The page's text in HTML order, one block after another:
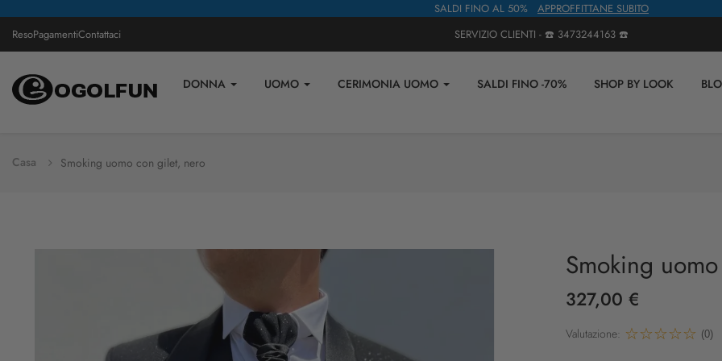
SALDI FINO AL 50% APPROFFITTANE SUBITO
ResoPagamentiContattaci SERVIZIO CLIENTI - ☎️ 3473244163 ☎️
DONNA UOMO CERIMONIA UOMO SALDI FINO -70% SHOP BY LOOK
Casa Smoking uomo con gilet, nero
Smoking
327,00 €
Valutazione: (0)